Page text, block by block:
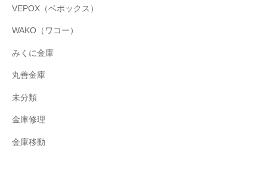
VEPOX（ベポックス）
WAKO（ワコー）
みくに金庫
丸善金庫
未分類
金庫修理
金庫移動